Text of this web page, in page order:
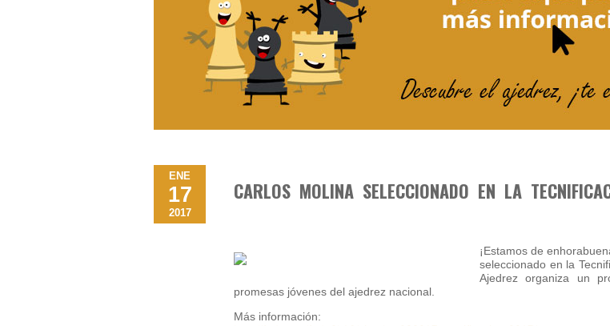
ENE
17
2017
CARLOS MOLINA SELECCIONADO EN LA
¡Estamos de
seleccionado en la
Ajedrez organiza un
promesas jóvenes del ajedrez nacional.
Más información: